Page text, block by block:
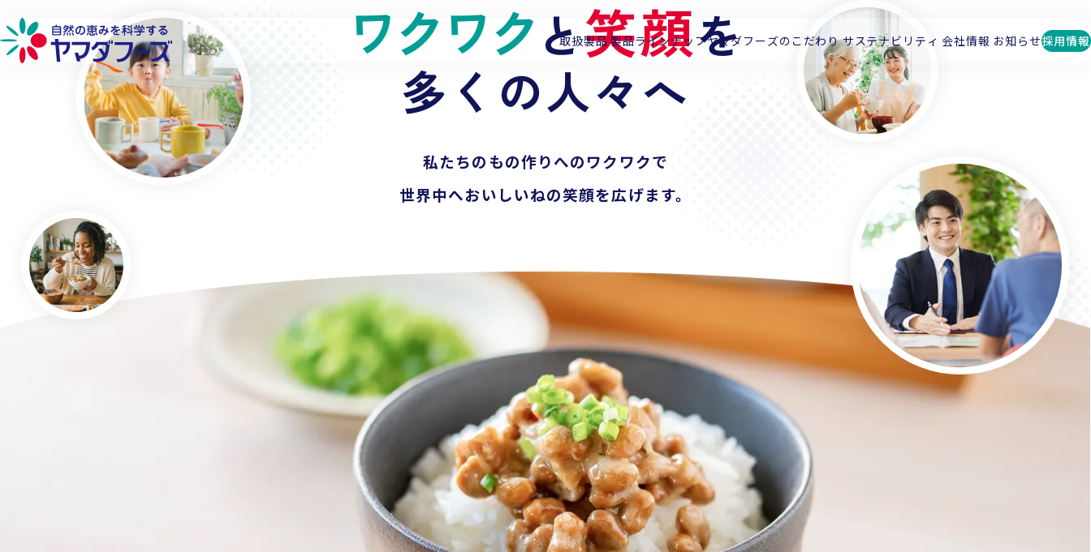
取扱製品
詳しく見る
チルド製品
製品ラインナップヤマダフーズのこだわり
詳しく見る
品質へのこだわり
原料へのこだわり
研究開発へのこだわり
サステナビリティ
詳しく見る
環境への取り組み
働きやすい環境づくり
会社情報
詳しく見る
企業理念
代表メッセージ
お知らせ採用情報
ワクワクと笑顔を
多くの人々へ
私たちのもの作りへのワクワクで
世界中へおいしいねの笑顔を広げます。
私たちの探求心で
納豆の世界を広げる
チルドから 冷凍、フリーズドライへ。
食卓から業務用、そして世界へ。